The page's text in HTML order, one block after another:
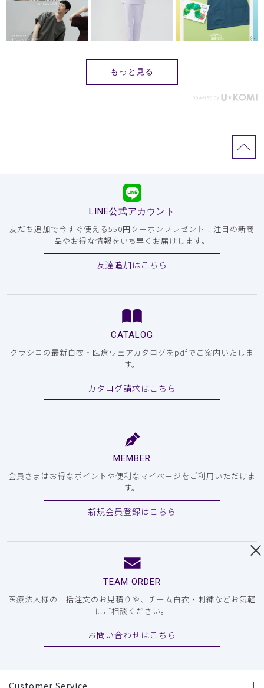
もっと見る
LINE公式アカウント
友だち追加で今すぐ使える550円クーポンプレゼント！注目の新商
品やお得な情報をいち早くお届けします。
友達追加はこちら
CATALOG
クラシコの最新白衣・医療ウェアカタログをpdfでご案内いたしま
す。
カタログ請求はこちら
MEMBER
会員さまはお得なポイントや便利なマイページをご利用いただけま
す。
新規会員登録はこちら
TEAM ORDER
医療法人様の一括注文のお見積りや、チーム白衣・刺繍などお気軽
にご相談ください。
お問い合わせはこちら
Customer Service